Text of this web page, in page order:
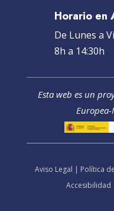
Horario en
De Lunes a
8h a 14:30h
Esta web es un
Aviso Legal | Política
Accesibilidad